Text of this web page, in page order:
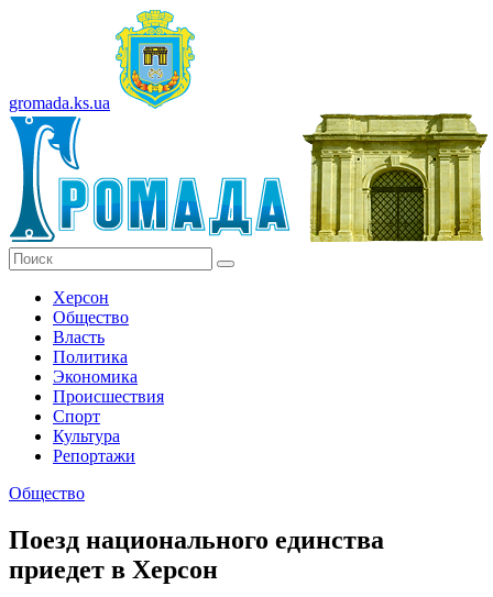
gromada.ks.ua
Херсон
Общество
Власть
Политика
Экономика
Происшествия
Спорт
Культура
Репортажи
Общество
Поезд национального единства
приедет в Херсон